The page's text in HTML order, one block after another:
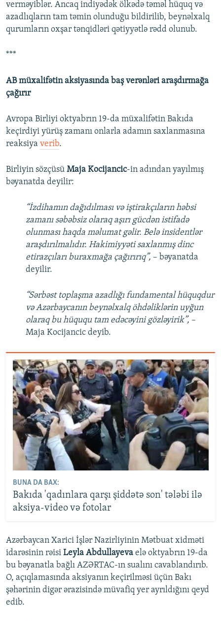
verməyiblər. Ancaq indiyədək ölkədə təməl hüquq və
azadlıqların tam təmin olunduğu bildirilib, beynəlxalq
qurumların oxşar tənqidləri qətiyyətlə rədd olunub.
***
AB müxalifətin aksiyasında baş verənləri araşdırmağa
çağırır
Avropa Birliyi oktyabrın 19-da müxalifətin Bakıda
keçirdiyi yürüş zamanı onlarla adamın saxlanmasına
reaksiya verib.
Birliyin sözçüsü Maja Kocijancic-in adından yayılmış
bəyanatda deyilir:
“İzdihamın dağıdılması və iştirakçıların həbsi
zamanı səbəbsiz olaraq aşırı gücdən istifadə
olunması haqda məlumat gəlir. Belə insidentlər
araşdırılmalıdır. Hakimiyyəti saxlanmış dinc
etirazçıları buraxmağa çağırırıq”, – bəyanatda
deyilir.
“Sərbəst toplaşma azadlığı fundamental hüquqdur
və Azərbaycanın beynəlxalq öhdəliklərin uyğun
olaraq bu hüququ tam edəcəyini gözləyirik”, –
Maja Kocijancic deyib.
BUNA DA BAX:
Bakıda 'qadınlara qarşı şiddətə son' tələbi ilə
aksiya-video və fotolar
Azərbaycan Xarici İşlər Nazirliyinin Mətbuat xidməti
idarəsinin rəisi Leyla Abdullayeva elə oktyabrın 19-da
bu bəyanatla bağlı AZƏRTAC-ın sualını cavablandırıb.
O, açıqlamasında aksiyanın keçirilməsi üçün Bakı
şəhərinin digər ərazisində müvafiq yer ayrıldığını qeyd
edib.